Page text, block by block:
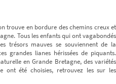
trouve en bordure des chemins creux et
Tous les enfants qui ont vagabondés
trésors mauves se souviennent de la
grandes lianes hérissées de piquants.
en Grande Bretagne, des variétés
ont été choisies, retrouvez les sur les